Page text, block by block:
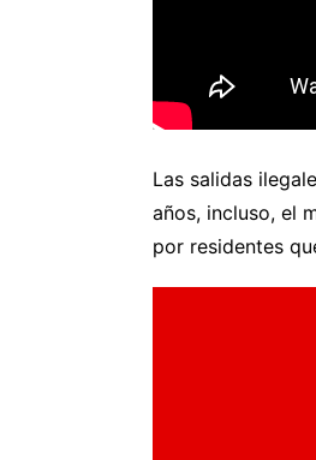
Las salidas
años, incluso, el
por residentes